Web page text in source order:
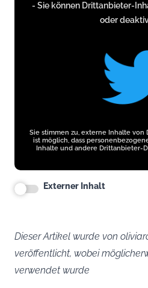
twitter.com
- Sie können Drittanbieter-
oder
Sie stimmen zu, externe Inhalte von
ist möglich, dass
Inhalte und andere Drittanbieter-
Externer Inhalt
Dieser Artikel wurde von
veröffentlicht, wobei
verwendet wurde